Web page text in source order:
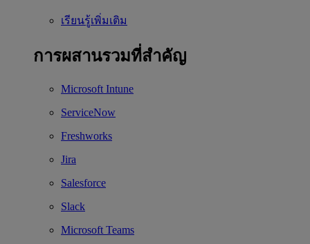
เรียนรู้เพิ่มเติม
การผสานรวมที่สำคัญ
Microsoft Intune
ServiceNow
Freshworks
Jira
Salesforce
Slack
Microsoft Teams